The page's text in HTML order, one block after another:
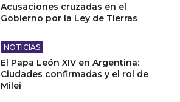
Acusaciones cruzadas en el
Gobierno por la Ley de Tierras
NOTICIAS
El Papa León XIV en Argentina:
Ciudades confirmadas y el rol de
Milei